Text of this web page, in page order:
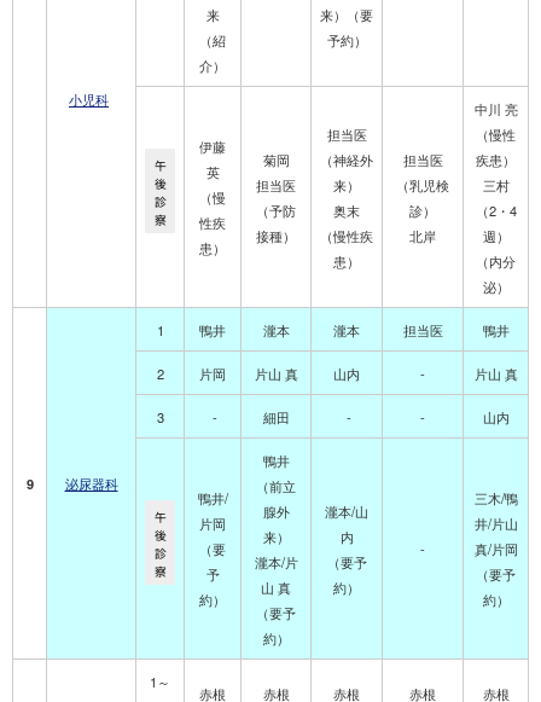
小児科
来
（紹
介）
来）
（要
予約）
午
後
診
察
伊藤
英
（慢
性疾
患）
菊岡
担当医
（予防
接種）
担当医
（神経外
来）
奥末
（慢性疾
患）
担当医
（乳児検
診）
北岸
中川 亮
（慢性
疾患）
三村
（2・4
週）
（内分
泌）
9 泌尿器科
1 鴨井 瀧本 瀧本 担当医 鴨井
2 片岡 片山 真 山内 - 片山 真
3 - 細田 - - 山内
午
後
診
察
鴨井/
片岡
（要
予
約）
鴨井
（前立
腺外
来）
瀧本/片
山 真
（要予
約）
瀧本/山
内
（要予
約）
-
三木/鴨
井/片山
真/片岡
（要予
約）
1～
赤根 赤根 赤根 赤根 赤根